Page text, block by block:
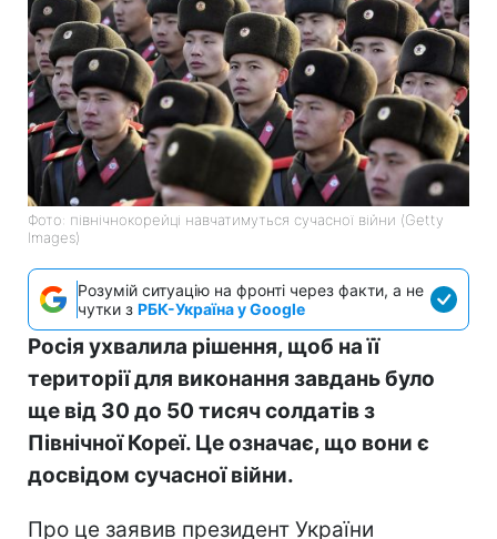
Фото: північнокорейці навчатимуться сучасної війни (Getty
Images)
Розумій ситуацію на фронті через факти, а не
чутки з РБК-Україна у Google
Росія ухвалила рішення, щоб на її
території для виконання завдань було
ще від 30 до 50 тисяч солдатів з
Північної Кореї. Це означає, що вони є
досвідом сучасної війни.
Про це заявив президент України